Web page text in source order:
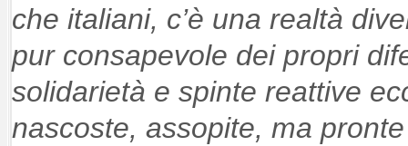
che italiani, c’è una realtà
pur consapevole dei propri
solidarietà e spinte reattive
nascoste, assopite, ma